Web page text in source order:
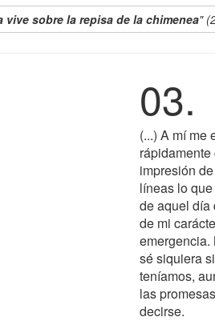
vive sobre la repisa de la chimenea"
03.
(...) A mí me
impresión
líneas lo
de aquel día
de mi
emergencia.
sé siquiera
teníamos,
las
decirse.